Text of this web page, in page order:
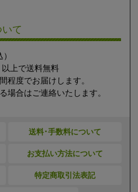
て
以上で送料無料
程度でお届けします。
合はご連絡いたします。
送料･手数料について
お支払い方法について
特定商取引法表記